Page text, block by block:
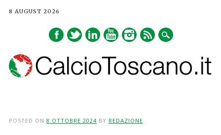
8 AUGUST 2026
POSTED ON 8 OTTOBRE 2024 BY REDAZIONE